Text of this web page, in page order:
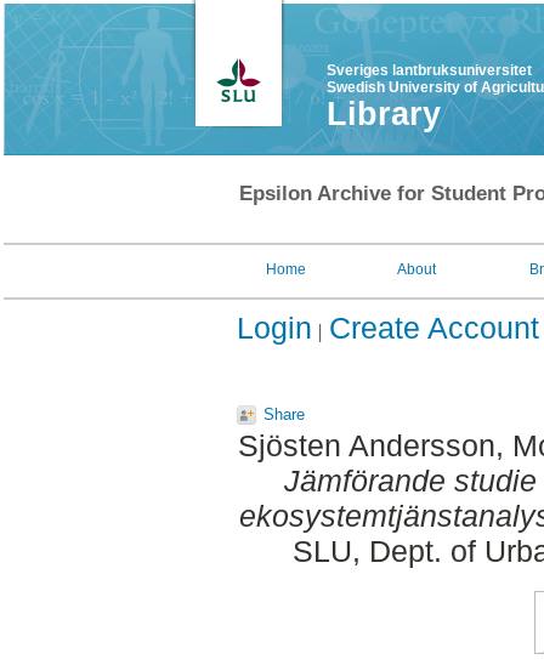
Sveriges lantbruksuniversitet
Swedish University of
Library
Epsilon Archive for Student
Home About
Login Create Account
Share
Sjösten Andersson,
Jämförande
SLU, Dept. of